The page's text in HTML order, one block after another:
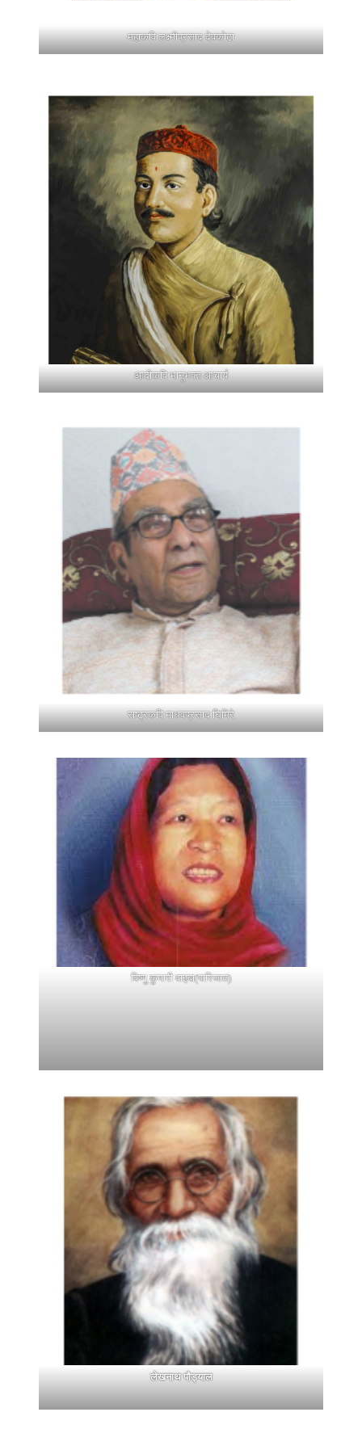
महाकवि लक्ष्मीप्रसाद देवकोटा
आदीकवि भानुभक्त आचार्य
राष्ट्रकवि माधवप्रसाद घिमिरे
विष्णु कुमारी वाइबा(पारिजात)
लेखनाथ पौड्याल